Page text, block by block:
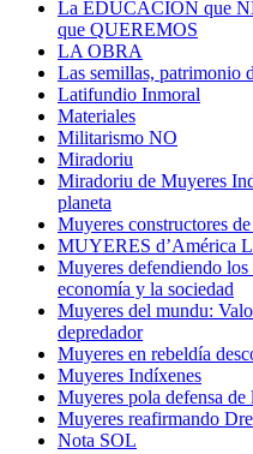
La EDUCACIÓN que
que QUEREMOS
LA OBRA
Las semillas, patrimonio
Latifundio Inmoral
Materiales
Militarismo NO
Miradoriu
Miradoriu de Muyeres
planeta
Muyeres constructores
MUYERES d’América
Muyeres defendiendo
economía y la sociedad
Muyeres del mundu:
depredador
Muyeres en rebeldía
Muyeres Indíxenes
Muyeres pola defensa
Muyeres reafirmando
Nota SOL